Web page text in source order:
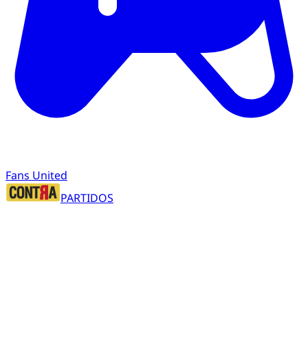
Fans United
PARTIDOS